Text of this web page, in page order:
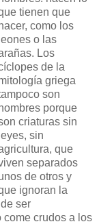
tienen que
hacer, como los
leones o las
Los
de la
griega
son
hombres porque
criaturas sin
leyes, sin
que
separados
de otros y
ignoran la
ser
come crudos a los